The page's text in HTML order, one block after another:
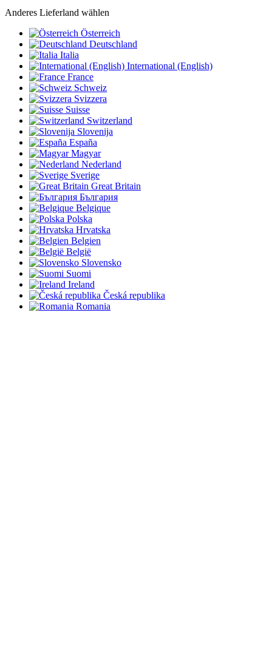
Anderes Lieferland wählen
Österreich
Deutschland
Italia
International (English)
France
Schweiz
Svizzera
Suisse
Switzerland
Slovenija
España
Magyar
Nederland
Sverige
Great Britain
България
Belgique
Polska
Hrvatska
Belgien
België
Slovensko
Suomi
Ireland
Česká republika
Romania